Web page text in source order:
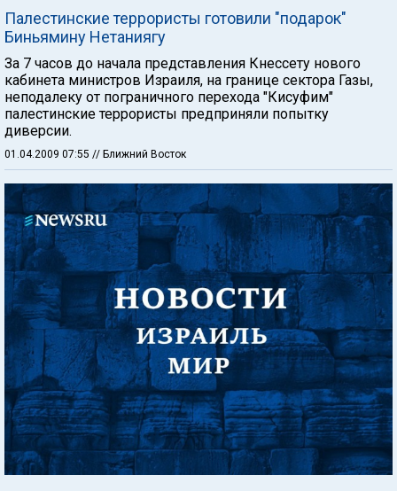
Палестинские террористы готовили "подарок"
Биньямину Нетаниягу
За 7 часов до начала представления Кнессету нового
кабинета министров Израиля, на границе сектора Газы,
неподалеку от пограничного перехода "Кисуфим"
палестинские террористы предприняли попытку
диверсии.
01.04.2009 07:55 // Ближний Восток